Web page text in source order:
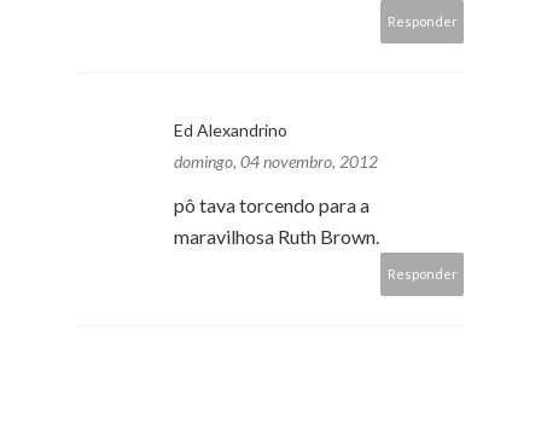
Responder
Ed Alexandrino
domingo, 04 novembro, 2012
pô tava torcendo para a
maravilhosa Ruth Brown.
Responder